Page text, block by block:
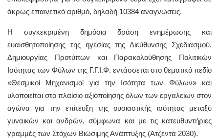
άκρως επαινετικό αριθμό, δηλαδή 10384 αναγνώσεις.
Η συγκεκριμένη δημόσια δράση ενημέρωσης και
ευαισθητοποίησης της ηγεσίας της Διεύθυνσης Σχεδιασμού,
Δημιουργίας Προτύπων και Παρακολούθησης Πολιτικών
Ισότητας των Φύλων της Γ.Γ.Ι.Φ. εντάσσεται στο θεματικό πεδίο
«Θεσμικοί Μηχανισμοί για την Ισότητα των Φύλων» και
υλοποιείται στο πλαίσιο αξιοποίησης όλων των εργαλείων στον
αγώνα για την επίτευξη της ουσιαστικής ισότητας μεταξύ
γυναικών και ανδρών, σύμφωνα και με τις κατευθυντήριες
γραμμές των Στόχων Βιώσιμης Ανάπτυξης (Ατζέντα 2030).